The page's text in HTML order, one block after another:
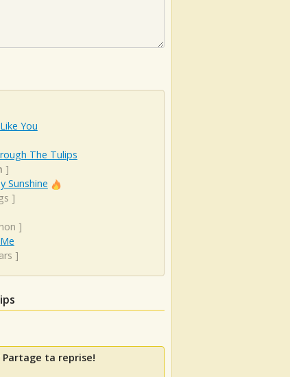
You
The Tulips
]
Sunshine
]
]
]
Partage ta reprise!